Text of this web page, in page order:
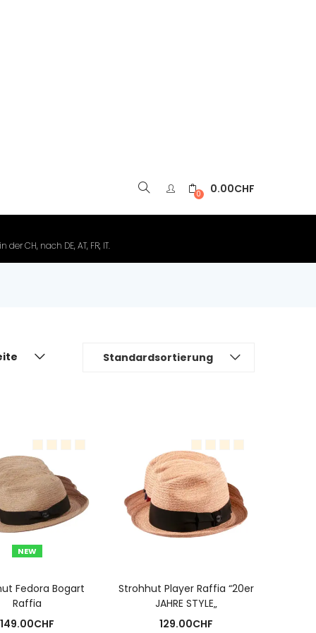
0 0.00CHF
CH, nach DE, AT, FR, IT.
Standardsortierung
NEW
Fedora Bogart
Raffia
149.00CHF
Strohhut Player Raffia “20er
JAHRE STYLE„
129.00CHF